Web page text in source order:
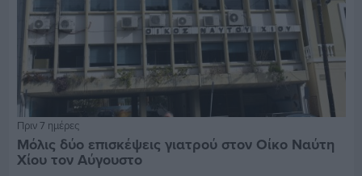
Πριν 7 ημέρες
Μόλις δύο επισκέψεις γιατρού στον Οίκο Ναύτη
Χίου τον Αύγουστο